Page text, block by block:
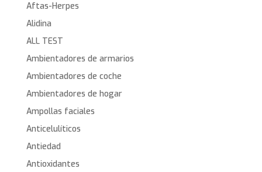
Aftas-Herpes
Alidina
ALL TEST
Ambientadores de armarios
Ambientadores de coche
Ambientadores de hogar
Ampollas faciales
Anticelulíticos
Antiedad
Antioxidantes